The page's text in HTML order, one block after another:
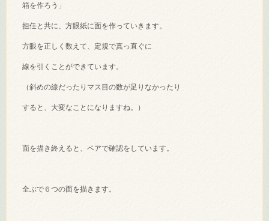
箱を作ろう」
担任と共に、方眼紙に面を作っていきます。
方眼を正しく数えて、定規で真っ直ぐに
線を引くことができています。
（斜めの線だったりマス目の数が足りなかったり
すると、大変なことになりますね。）
面を描き終えると、ペアで確認をしています。
全ぶで６つの面を描きます。